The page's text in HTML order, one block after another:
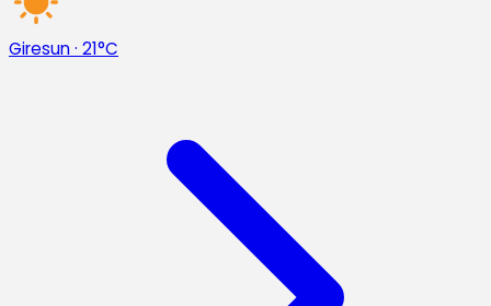
Giresun· 21°C